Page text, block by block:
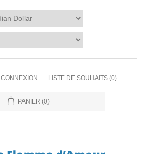
CONNEXION LISTE DE SOUHAITS (0)
PANIER (0)